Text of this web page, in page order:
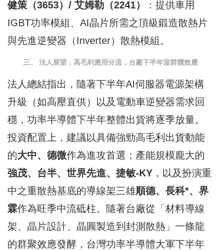
健策（3653）/ 艾姆勒（2241）
：提供車用
IGBT功率模組、AI晶片所需之頂級鍛造散熱片
與先進逆變器（Inverter）散熱模組。
三、 法人展望：高毛利應用分流，台廠下半年迎群體效應
法人總結指出，隨著下半年AI伺服器電源架構
升級（如高壓直供）以及電動車逆變器需求回
穩，功率半導體下半年整體出貨將逐季放量。
投資配置上，建議以具備強勁高毛利出貨動能
的大中、德微作為進攻首選；產能規模龐大的
強茂、台半、世界先進、捷敏-KY ，以及扮演重
中之重散熱基底的導線架三雄順德、長科*、界
霖作為旺季中流砥柱。隨著台廠從「材料導線
架、晶片設計、晶圓製造到封測散熱」一條龍
的群聚效應發酵，台灣功率半導體大軍下半年